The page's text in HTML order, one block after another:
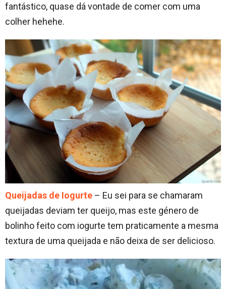
fantástico, quase dá vontade de comer com uma
colher hehehe.
Queijadas de Iogurte – Eu sei para se chamaram
queijadas deviam ter queijo, mas este género de
bolinho feito com iogurte tem praticamente a mesma
textura de uma queijada e não deixa de ser delicioso.